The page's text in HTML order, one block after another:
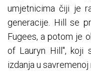
umjetnicima čiji je
generacije. Hill se
Fugees, a potom je
of Lauryn Hill", koji
izdanja u savremenoj